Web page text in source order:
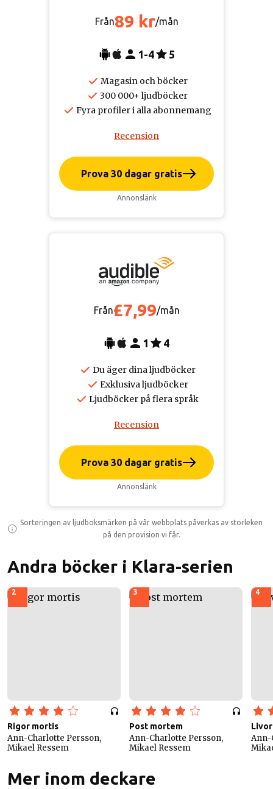
Från89 kr/mån
1-4 5
Magasin och böcker
300 000+ ljudböcker
Fyra profiler i alla abonnemang
Recension
Prova 30 dagar gratis
Annonslänk
Från£7,99/mån
1 4
Du äger dina ljudböcker
Exklusiva ljudböcker
Ljudböcker på flera språk
Recension
Prova 30 dagar gratis
Annonslänk
Sorteringen av ljudboksmärken på vår webbplats påverkas av storleken
på den provision vi får.
Andra böcker i Klara-serien
2
Rigor mortis
Ann-Charlotte Persson,
Mikael Ressem
3
Post mortem
Ann-Charlotte Persson,
Mikael Ressem
4
Ann-
Mer inom deckare